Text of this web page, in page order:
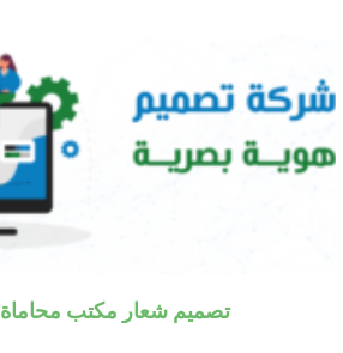
تصميم شعار مكتب محاماة